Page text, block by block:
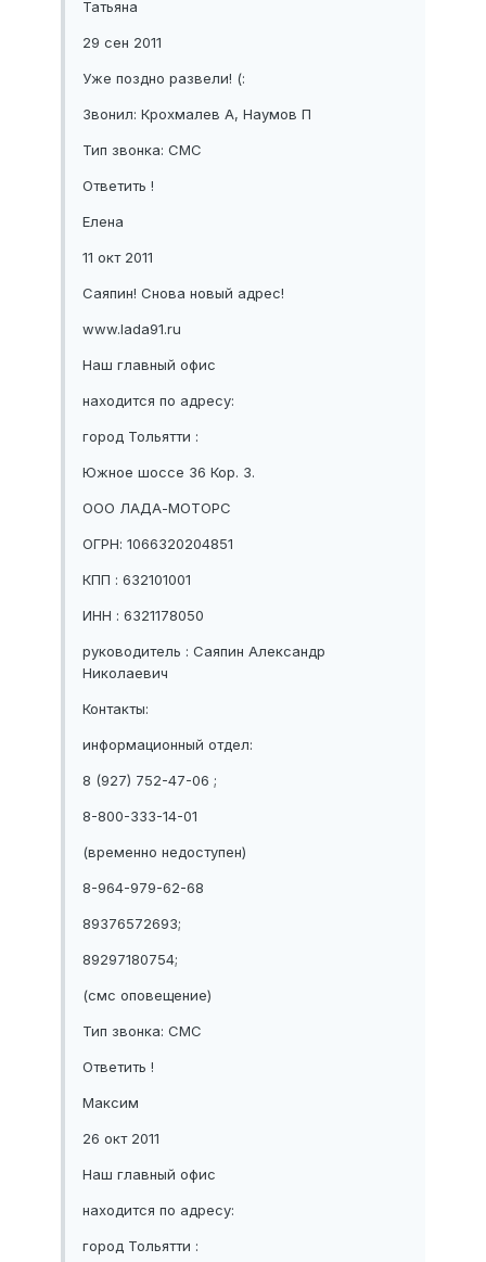
Татьяна
29 сен 2011
Уже поздно развели! (:
Звонил: Крохмалев А, Наумов П
Тип звонка: СМС
Ответить !
Елена
11 окт 2011
Саяпин! Снова новый адрес!
www.lada91.ru
Наш главный офис
находится по адресу:
город Тольятти :
Южное шоссе 36 Кор. 3.
ООО ЛАДА-МОТОРС
ОГРН: 1066320204851
КПП : 632101001
ИНН : 6321178050
руководитель : Саяпин Александр
Николаевич
Контакты:
информационный отдел:
8 (927) 752-47-06 ;
8-800-333-14-01
(временно недоступен)
8-964-979-62-68
89376572693;
89297180754;
(смс оповещение)
Тип звонка: СМС
Ответить !
Максим
26 окт 2011
Наш главный офис
находится по адресу:
город Тольятти :